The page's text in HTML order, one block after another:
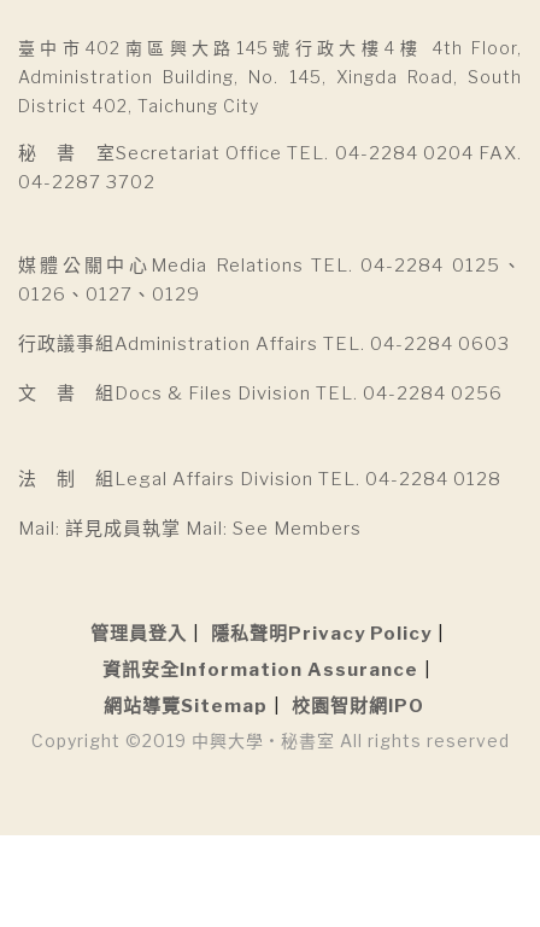
臺中市402南區興大路145號行政大樓4樓 4th Floor,
Administration Building, No. 145, Xingda Road, South
District 402, Taichung City
秘 書 室Secretariat Office TEL. 04-2284 0204 FAX.
04-2287 3702
媒體公關中心Media Relations TEL. 04-2284 0125、
0126、0127、0129
行政議事組Administration Affairs TEL. 04-2284 0603
文 書 組Docs & Files Division TEL. 04-2284 0256
法 制 組Legal Affairs Division TEL. 04-2284 0128
Mail: 詳見成員執掌 Mail: See Members
管理員登入
隱私聲明Privacy Policy
資訊安全Information Assurance
網站導覽Sitemap
校園智財網IPO
Copyright ©2019 中興大學 • 秘書室 All rights reserved